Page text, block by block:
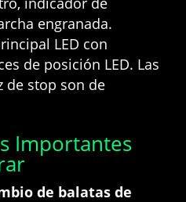
engranada.
LED con
de posición LED. Las
de stop son de
Importantes
de balatas de